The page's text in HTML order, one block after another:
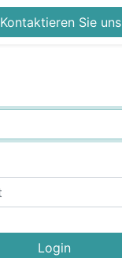
Kontaktieren Sie uns
Login